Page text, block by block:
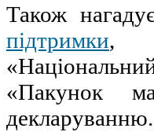
Також
підтримки,
«Пакунок
декларуванню.